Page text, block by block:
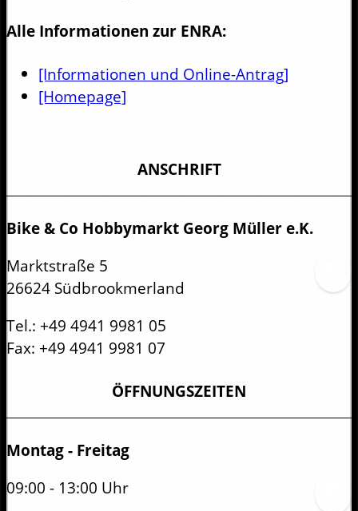
Alle Informationen zur ENRA:
[Informationen und Online-Antrag]
[Homepage]
ANSCHRIFT
Bike & Co Hobbymarkt Georg Müller e.K.
Marktstraße 5
26624 Südbrookmerland
Tel.: +49 4941 9981 05
Fax: +49 4941 9981 07
ÖFFNUNGSZEITEN
Montag - Freitag
09:00 - 13:00 Uhr